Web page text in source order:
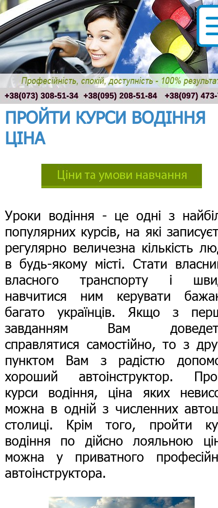
ПРОЙТИ КУРСИ ВОДІННЯ
ЦІНА
Уроки водіння - це одні з
популярних курсів, на які
регулярно величезна кількість
в будь-якому місті. Стати
власного транспорту і
навчитися ним керувати
багато українців. Якщо з
завданням Вам
справлятися самостійно, то з
пунктом Вам з радістю
хороший автоінструктор.
курси водіння, ціна яких
можна в одній з численних
столиці. Крім того, пройти
водіння по дійсно лояльною
можна у приватного
автоінструктора.